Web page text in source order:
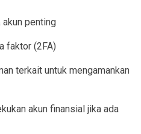
penting
faktor (2FA)
terkait untuk mengamankan
akun finansial jika ada